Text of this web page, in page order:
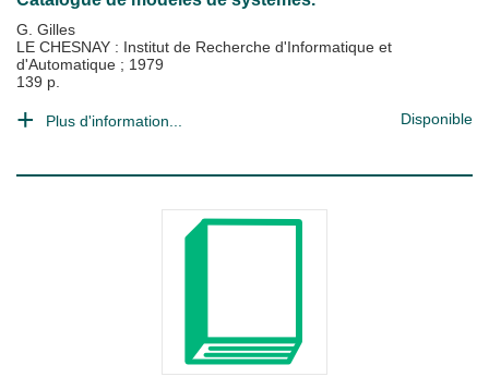
G. Gilles
LE CHESNAY : Institut de Recherche d'Informatique et
d'Automatique ; 1979
139 p.
Plus d'information... Disponible